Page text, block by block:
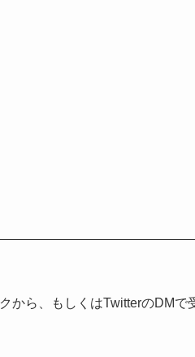
から、もしくはTwitterのDMで